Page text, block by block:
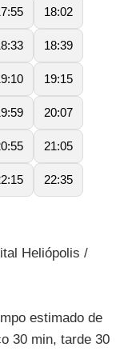
18:02
18:39
19:15
20:07
21:05
22:35
Heliópolis /
estimado de
30 min, tarde 30